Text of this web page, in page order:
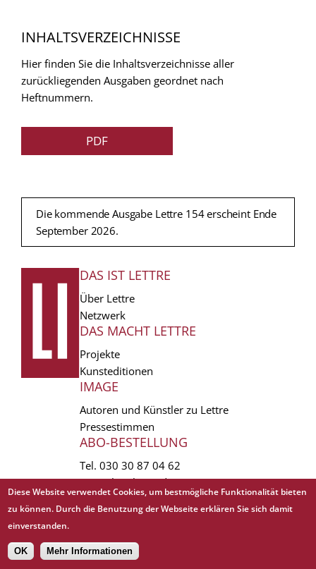
INHALTSVERZEICHNISSE
Hier finden Sie die Inhaltsverzeichnisse aller
zurückliegenden Ausgaben geordnet nach
Heftnummern.
PDF
Die kommende Ausgabe Lettre 154 erscheint Ende
September 2026.
FUSSZEILE
DAS IST LETTRE
Über Lettre
Netzwerk
DAS MACHT LETTRE
Projekte
Kunsteditionen
IMAGE
Autoren und Künstler zu Lettre
Pressestimmen
ABO-BESTELLUNG
Tel. 030 30 87 04 62
vertrieb(at)lettre.de
Copyright © 1988 - 2026 Lettre International. All rights reserved.
EXTRA
Sitemap 𝗳
Diese Website verwendet Cookies, um bestmögliche Funktionalität bieten
zu können. Durch die Benutzung der Webseite erklären Sie sich damit
einverstanden.
OK Mehr Informationen